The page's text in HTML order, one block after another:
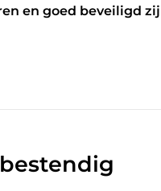
en goed beveiligd